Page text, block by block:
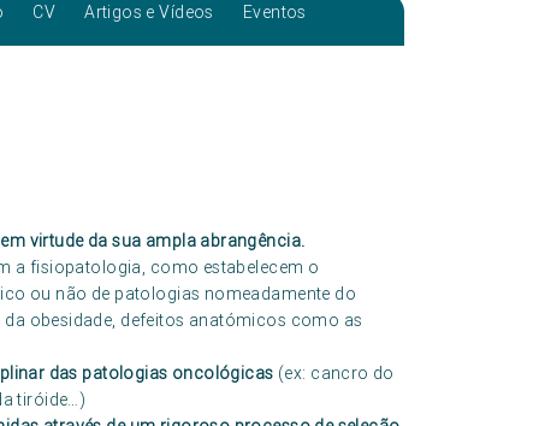
CV Artigos e Vídeos Eventos
virtude da sua ampla abrangência.
a fisiopatologia, como estabelecem o
ou não de patologias nomeadamente do
obesidade, defeitos anatómicos como as
das patologias oncológicas (ex: cancro do
tiróide…)